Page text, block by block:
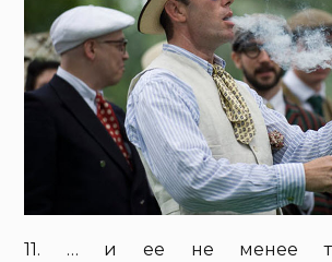
11. … и ее не менее